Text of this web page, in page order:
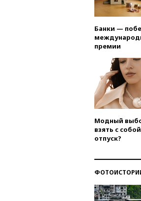
Банки —
премии
Модный
взять с
отпуск?